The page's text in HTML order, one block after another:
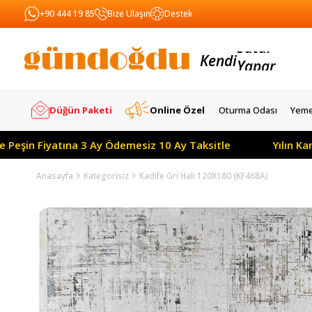
+90 444 19 85 Bize Ulaşın Destek
KendiYapar
Düğün Paketi Online Özel Oturma Odası
Fiyatına 3 Ay Ödemesiz 10 Ay Taksitle Yılın
Anasayfa Kategorisiz Kadife Gri Halı 120X180 (KF468A)